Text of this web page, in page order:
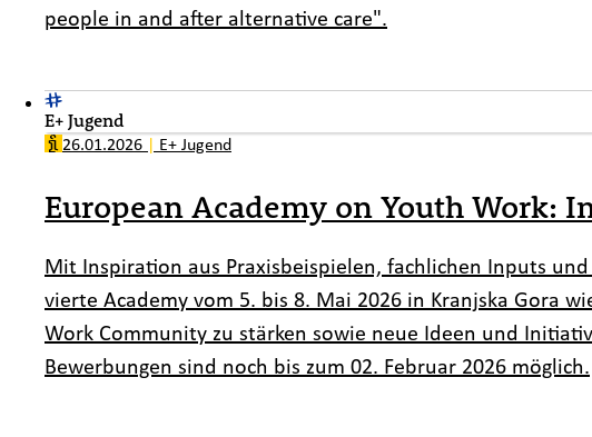
people in and after alternative care".
E+ Jugend
26.01.2026 | E+ Jugend
European Academy on Youth Work:
Mit Inspiration aus Praxisbeispielen, fachlichen Inputs
vierte Academy vom 5. bis 8. Mai 2026 in Kranjska Gora
Work Community zu stärken sowie neue Ideen und
Bewerbungen sind noch bis zum 02. Februar 2026 möglich.